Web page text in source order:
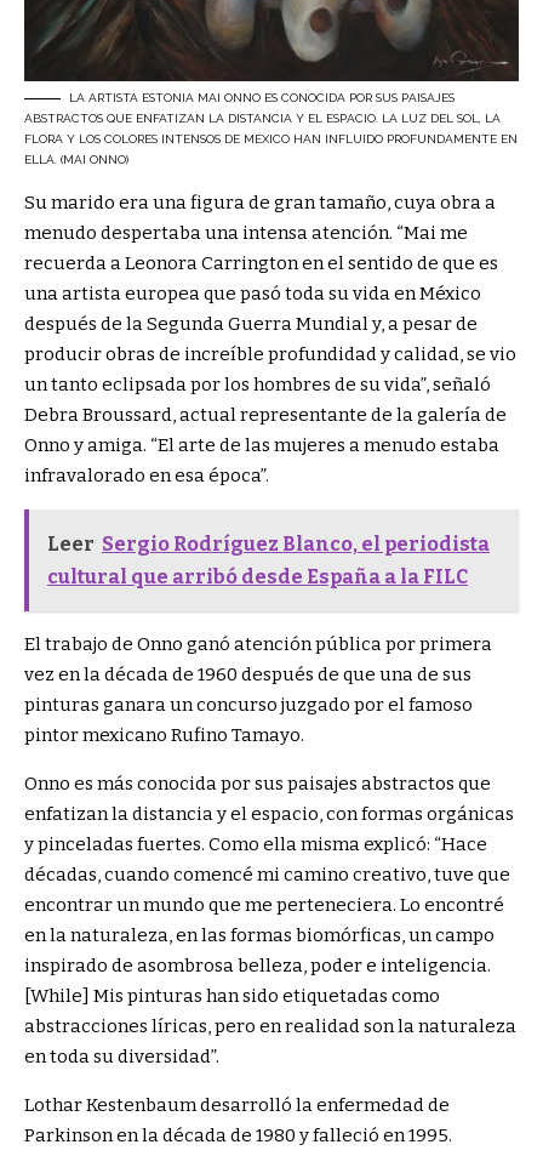
LA ARTISTA ESTONIA MAI ONNO ES CONOCIDA POR SUS PAISAJES
ABSTRACTOS QUE ENFATIZAN LA DISTANCIA Y EL ESPACIO. LA LUZ DEL SOL, LA
FLORA Y LOS COLORES INTENSOS DE MÉXICO HAN INFLUIDO PROFUNDAMENTE EN
ELLA. (MAI ONNO)
Su marido era una figura de gran tamaño, cuya obra a
menudo despertaba una intensa atención. “Mai me
recuerda a Leonora Carrington en el sentido de que es
una artista europea que pasó toda su vida en México
después de la Segunda Guerra Mundial y, a pesar de
producir obras de increíble profundidad y calidad, se vio
un tanto eclipsada por los hombres de su vida”, señaló
Debra Broussard, actual representante de la galería de
Onno y amiga. “El arte de las mujeres a menudo estaba
infravalorado en esa época”.
Leer Sergio Rodríguez Blanco, el periodista
cultural que arribó desde España a la FILC
El trabajo de Onno ganó atención pública por primera
vez en la década de 1960 después de que una de sus
pinturas ganara un concurso juzgado por el famoso
pintor mexicano Rufino Tamayo.
Onno es más conocida por sus paisajes abstractos que
enfatizan la distancia y el espacio, con formas orgánicas
y pinceladas fuertes. Como ella misma explicó: “Hace
décadas, cuando comencé mi camino creativo, tuve que
encontrar un mundo que me perteneciera. Lo encontré
en la naturaleza, en las formas biomórficas, un campo
inspirado de asombrosa belleza, poder e inteligencia.
[While] Mis pinturas han sido etiquetadas como
abstracciones líricas, pero en realidad son la naturaleza
en toda su diversidad”.
Lothar Kestenbaum desarrolló la enfermedad de
Parkinson en la década de 1980 y falleció en 1995.